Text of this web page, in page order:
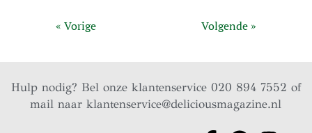
« Vorige Volgende »
Hulp nodig? Bel onze klantenservice 020 894 7552 of
mail naarklantenservice@deliciousmagazine.nl